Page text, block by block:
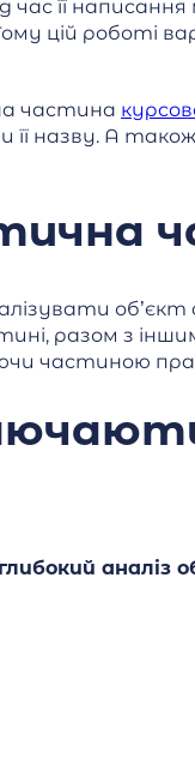
час її
цій роботі
частина
назву. А також
разом з
частиною
глибокий аналіз